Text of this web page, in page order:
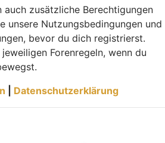
zusätzliche Berechtigungen
unsere Nutzungsbedingungen und
bevor du dich registrierst.
Forenregeln, wenn du
Datenschutzerklärung